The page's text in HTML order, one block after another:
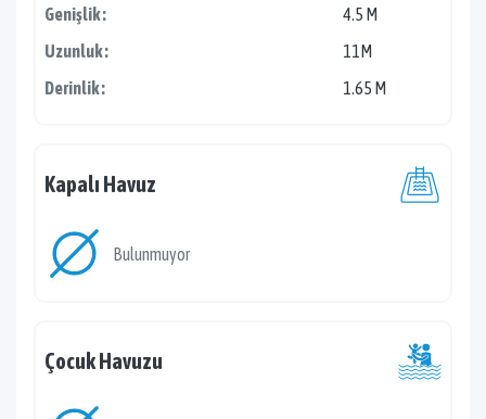
Genişlik :
4.5 M
Uzunluk :
11M
Derinlik :
1.65 M
Kapalı Havuz
Bulunmuyor
Çocuk Havuzu